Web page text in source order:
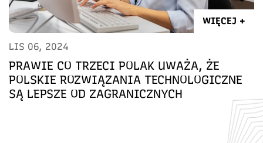
WIĘCEJ +
LIS 06, 2024
PRAWIE CO TRZECI POLAK UWAŻA, ŻE
POLSKIE ROZWIĄZANIA TECHNOLOGICZNE
SĄ LEPSZE OD ZAGRANICZNYCH